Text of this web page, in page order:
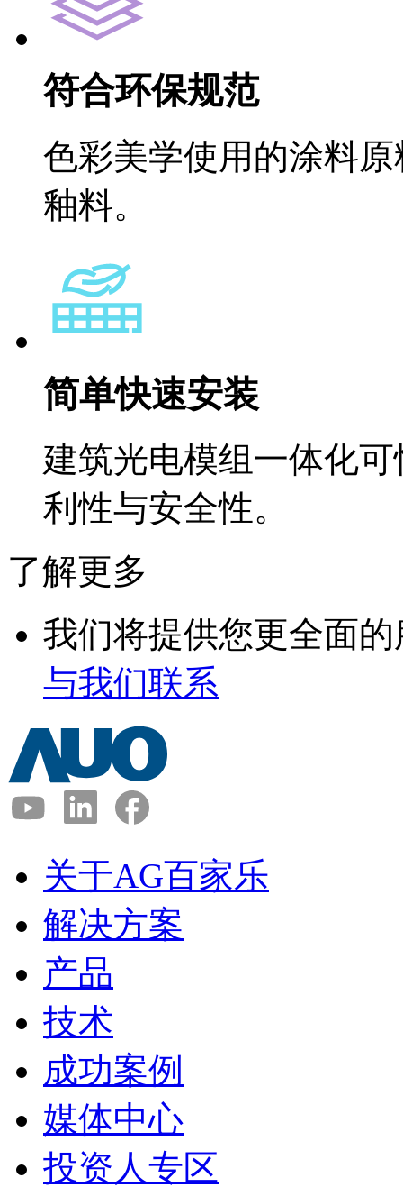
符合环保规范
色彩美学使用的涂料
釉料。
简单快速安装
建筑光电模组一体化
利性与安全性。
了解更多
我们将提供您更全面的
与我们联系
关于AG百家乐
解决方案
产品
技术
成功案例
媒体中心
投资人专区